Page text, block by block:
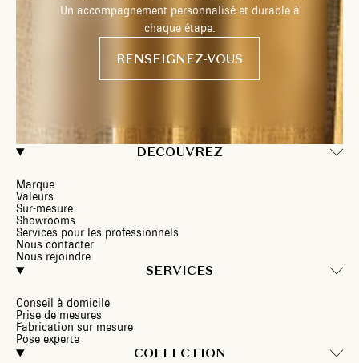
DECOUVREZ
Marque
Valeurs
Sur-mesure
Showrooms
Services pour les professionnels
Nous contacter
Nous rejoindre
SERVICES
Conseil à domicile
Prise de mesures
Fabrication sur mesure
Pose experte
COLLECTION
Un accompagnement personnalisé et durable à
chaque étape.
RENSEIGNEZ-VOUS